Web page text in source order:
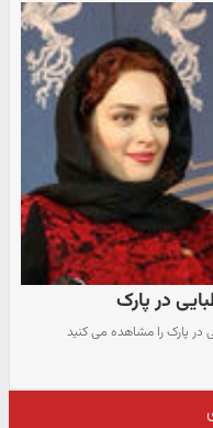
در پارک
در پارک را مشاهده می کنید